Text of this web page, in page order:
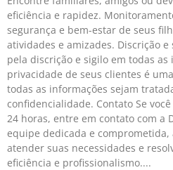
eficiência e rapidez.
segurança e bem-estar de seus
atividades e amizades. Discrição e
pela discrição e sigilo em todas as
privacidade de seus clientes é
todas as informações sejam
confidencialidade. Contato Se
24 horas, entre em contato com a
equipe dedicada e
atender suas necessidades e
eficiência e profissionalismo.